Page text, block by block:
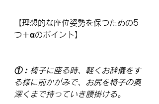
【理想的な座位姿勢を保つための5
つ＋αのポイント】
①︰椅子に座る時、軽くお辞儀をす
る様に前かがみで、お尻を椅子の奥
深くまで持っていき腰掛ける。